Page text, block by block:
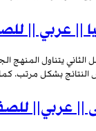
|| عربي ||
يتناول المنهج
النتائج بشكل مرتب.
|| عربي||